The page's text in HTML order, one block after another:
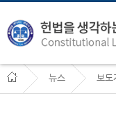
뉴스 보도